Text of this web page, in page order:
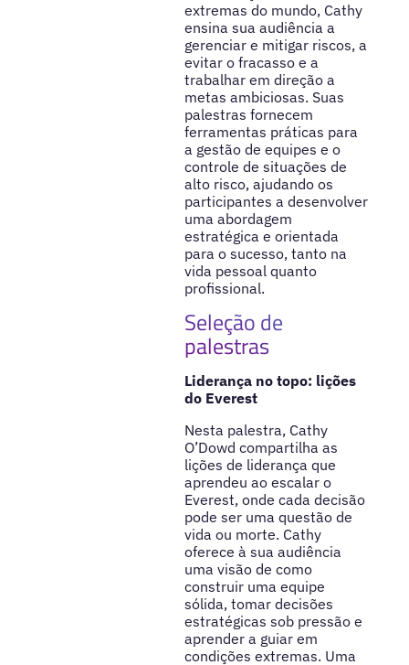
extremas do mundo, Cathy
ensina sua audiência a
gerenciar e mitigar riscos, a
evitar o fracasso e a
trabalhar em direção a
metas ambiciosas. Suas
palestras fornecem
ferramentas práticas para
a gestão de equipes e o
controle de situações de
alto risco, ajudando os
participantes a desenvolver
uma abordagem
estratégica e orientada
para o sucesso, tanto na
vida pessoal quanto
profissional.
Seleção de
palestras
Liderança no topo: lições
do Everest
Nesta palestra, Cathy
O’Dowd compartilha as
lições de liderança que
aprendeu ao escalar o
Everest, onde cada decisão
pode ser uma questão de
vida ou morte. Cathy
oferece à sua audiência
uma visão de como
construir uma equipe
sólida, tomar decisões
estratégicas sob pressão e
aprender a guiar em
condições extremas. Uma